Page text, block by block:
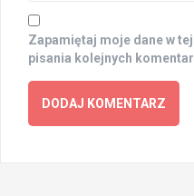
Zapamiętaj moje dane w
pisania kolejnych